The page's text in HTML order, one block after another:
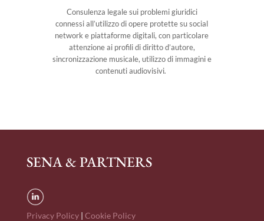
Consulenza legale sui problemi giuridici
connessi all’utilizzo di opere protette su social
network e piattaforme digitali, con particolare
attenzione ai profili di diritto d’autore,
sincronizzazione musicale, utilizzo di immagini e
contenuti audiovisivi.
SENA & PARTNERS
Privacy Policy| Cookie Policy